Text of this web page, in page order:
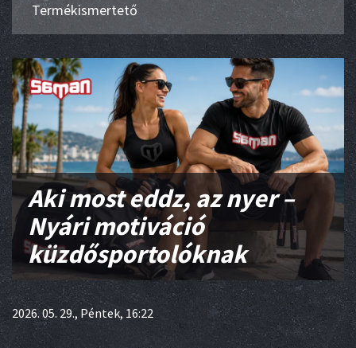
Termékismertető
Aki most eddz, az nyer –
Nyári motiváció
küzdősportolóknak
2026. 05. 29., Péntek, 16:22